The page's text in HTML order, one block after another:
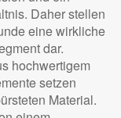
Daher stellen
eine wirkliche
dar.
hochwertigem
setzen
Material.